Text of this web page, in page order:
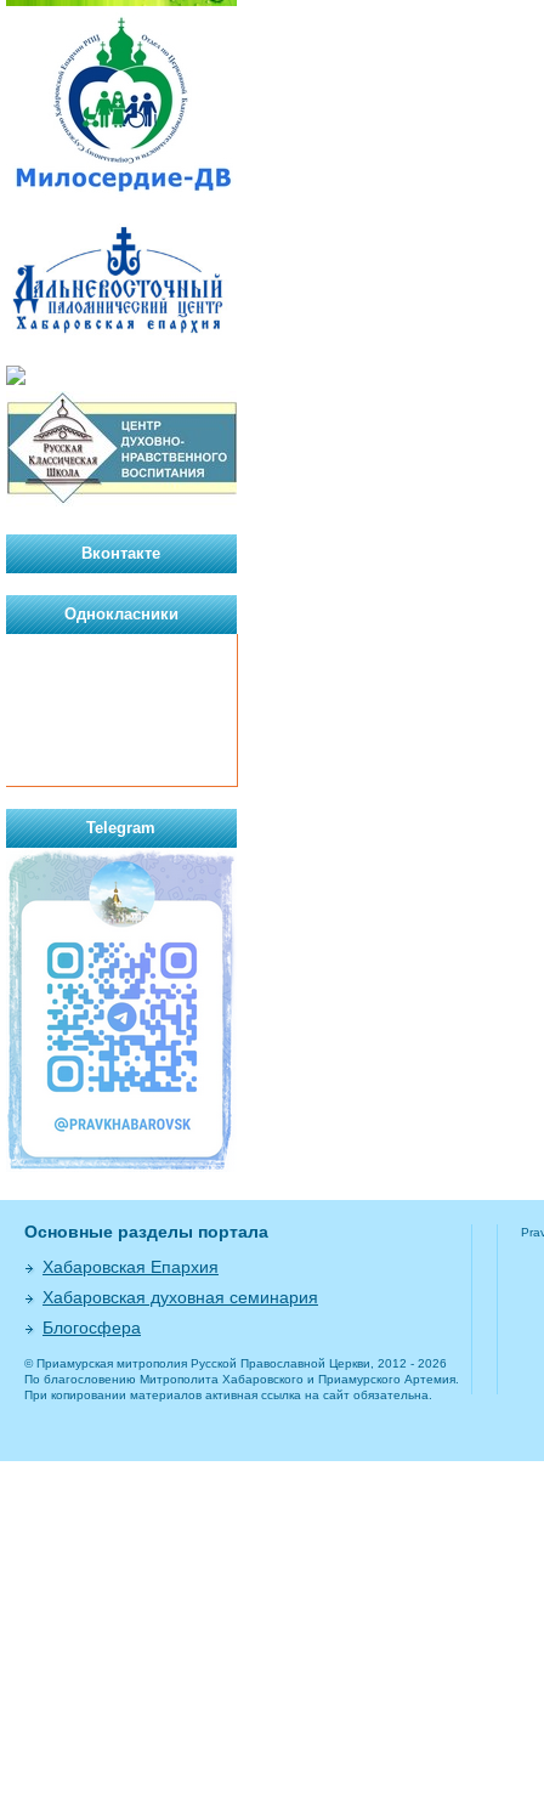
Вконтакте
Однокласники
Telegram
Основные разделы портала
Хабаровская Епархия
Хабаровская духовная семинария
Блогосфера
© Приамурская митрополия Русской Православной Церкви, 2012 - 2026
По благословению Митрополита Хабаровского и Приамурского Артемия.
При копировании материалов активная ссылка на сайт обязательна.